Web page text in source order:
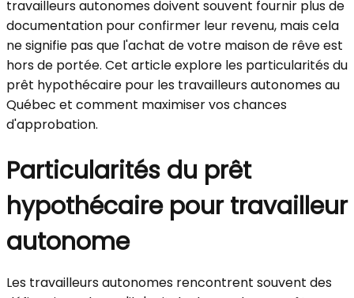
travailleurs autonomes doivent souvent fournir plus de
documentation pour confirmer leur revenu, mais cela
ne signifie pas que l'achat de votre maison de rêve est
hors de portée. Cet article explore les particularités du
prêt hypothécaire pour les travailleurs autonomes au
Québec et comment maximiser vos chances
d'approbation.
Particularités du prêt
hypothécaire pour travailleur
autonome
Les travailleurs autonomes rencontrent souvent des